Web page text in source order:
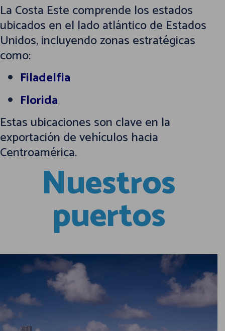
La Costa Este comprende los estados
ubicados en el lado atlántico de Estados
Unidos, incluyendo zonas estratégicas
como:
Filadelfia
Florida
Estas ubicaciones son clave en la
exportación de vehículos hacia
Centroamérica.
Nuestros
puertos